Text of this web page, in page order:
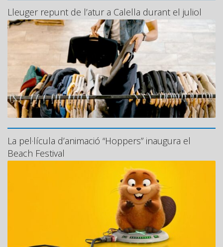
Lleuger repunt de l’atur a Calella durant el juliol
La pel·lícula d’animació “Hoppers” inaugura el
Beach Festival